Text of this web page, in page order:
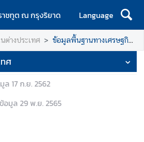
าชทูต ณ กรุงริยาด
Language
ต่างประเทศ ข้อมูลพื้นฐานทางเศรษฐกิจของสาธารณรัฐเลบานอน
ศ
ล 17 ก.ย. 2562
อมูล 29 พ.ย. 2565